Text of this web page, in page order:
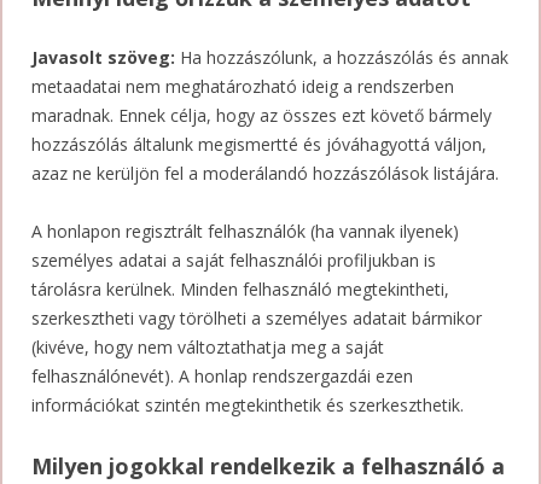
Javasolt szöveg: Ha hozzászólunk, a hozzászólás és annak
metaadatai nem meghatározható ideig a rendszerben
maradnak. Ennek célja, hogy az összes ezt követő bármely
hozzászólás általunk megismertté és jóváhagyottá váljon,
azaz ne kerüljön fel a moderálandó hozzászólások listájára.
A honlapon regisztrált felhasználók (ha vannak ilyenek)
személyes adatai a saját felhasználói profiljukban is
tárolásra kerülnek. Minden felhasználó megtekintheti,
szerkesztheti vagy törölheti a személyes adatait bármikor
(kivéve, hogy nem változtathatja meg a saját
felhasználónevét). A honlap rendszergazdái ezen
információkat szintén megtekinthetik és szerkeszthetik.
Milyen jogokkal rendelkezik a felhasználó a